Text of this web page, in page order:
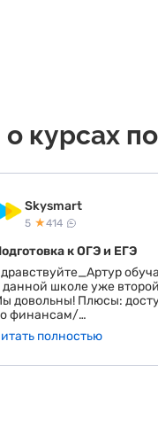
курсах
Skysmart
5 ★414
к ОГЭ и ЕГЭ
данной школе уже
довольны! Плюсы:
финансам/
достяжение
полностью